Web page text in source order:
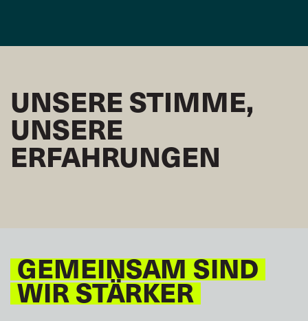
UNSERE STIMME,
UNSERE
ERFAHRUNGEN
GEMEINSAM SIND
WIR STÄRKER